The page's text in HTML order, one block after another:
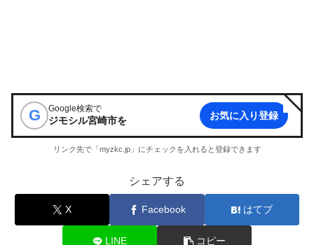
G Google検索で
ジモシル宮崎市を お気に入り登録
リンク先で「myzkc.jp」にチェックを入れると登録できます
シェアする
X Facebook はてブ
LINE コピー